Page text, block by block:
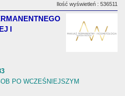
Ilość wyświetleń : 536511
I
PO WCZEŚNIEJSZYM